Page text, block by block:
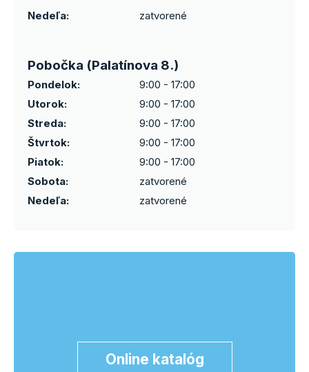
Nedeľa:
zatvorené
Pobočka (Palatínova 8.)
Pondelok:
9:00 - 17:00
Utorok:
9:00 - 17:00
Streda:
9:00 - 17:00
Štvrtok:
9:00 - 17:00
Piatok:
9:00 - 17:00
Sobota:
zatvorené
Nedeľa:
zatvorené
Online katalóg